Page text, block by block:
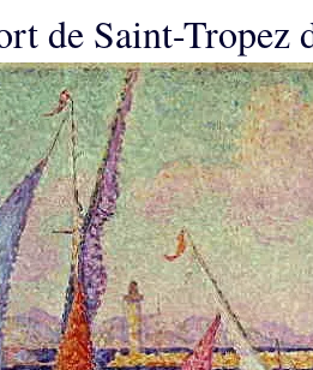
de Saint-Tropez